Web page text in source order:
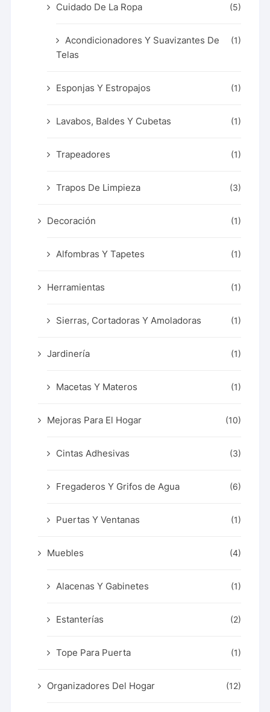
Cuidado De La Ropa (5)
Acondicionadores Y Suavizantes De
Telas
(1)
Esponjas Y Estropajos (1)
Lavabos, Baldes Y Cubetas (1)
Trapeadores (1)
Trapos De Limpieza (3)
Decoración (1)
Alfombras Y Tapetes (1)
Herramientas (1)
Sierras, Cortadoras Y Amoladoras (1)
Jardinería (1)
Macetas Y Materos (1)
Mejoras Para El Hogar (10)
Cintas Adhesivas (3)
Fregaderos Y Grifos de Agua (6)
Puertas Y Ventanas (1)
Muebles (4)
Alacenas Y Gabinetes (1)
Estanterías (2)
Tope Para Puerta (1)
Organizadores Del Hogar (12)